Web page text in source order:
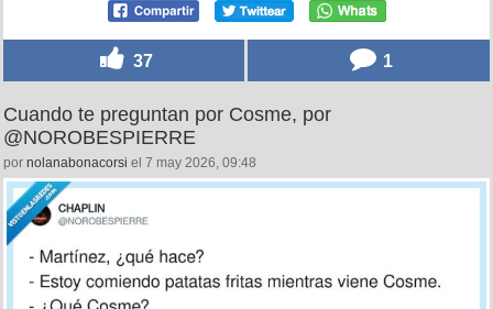
37 1
Cuando te preguntan por Cosme, por
@NOROBESPIERRE
por nolanabonacorsi el 7 may 2026, 09:48